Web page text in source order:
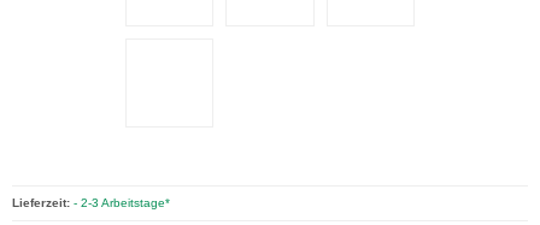
Lieferzeit: - 2-3 Arbeitstage*